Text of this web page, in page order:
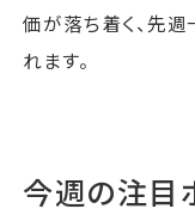
価が落ち着く、先
れます。
今週の注目